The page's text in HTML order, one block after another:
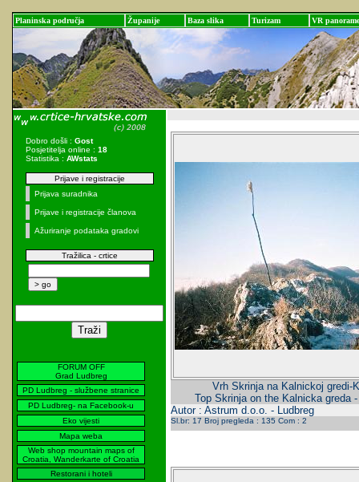
Planinska područja Županije Baza slika Turizam VR panorame
Dobro došli : Gost
Posjetitelja online : 18
Statistika : AWstats
Prijave i registracije
Prijava suradnika
Prijave i registracije članova
Ažuriranje podataka gradovi
Tražilica - crtice
FORUM OFF
Grad Ludbreg
PD Ludbreg - službene stranice
PD Ludbreg- na Facebook-u
Eko vijesti
Mapa weba
Web shop mountain maps of
Croatia, Wanderkarte of Croatia
Restorani i hoteli
Vrh Skrinja na Kalnickoj gredi-
Top Skrinja on the Kalnicka greda
Autor : Astrum d.o.o. - Ludbreg
Sl.br: 17 Broj pregleda : 135 Com : 2